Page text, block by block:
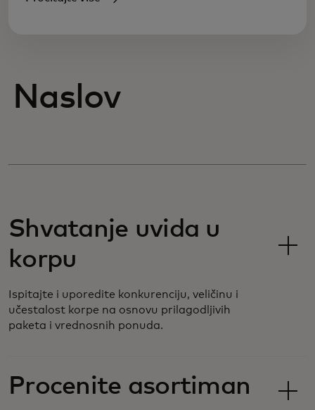
Naslov
Shvatanje uvida u
korpu
Ispitajte i uporedite konkurenciju, veličinu i
učestalost korpe na osnovu prilagodljivih
paketa i vrednosnih ponuda.
Procenite asortiman